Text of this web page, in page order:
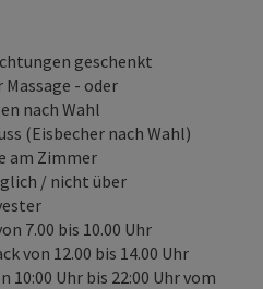
geschenkt
- oder
nach Wahl
(Eisbecher nach Wahl)
am Zimmer
/ nicht über
7.00 bis 10.00 Uhr
von 12.00 bis 14.00 Uhr
10:00 Uhr bis 22:00 Uhr vom